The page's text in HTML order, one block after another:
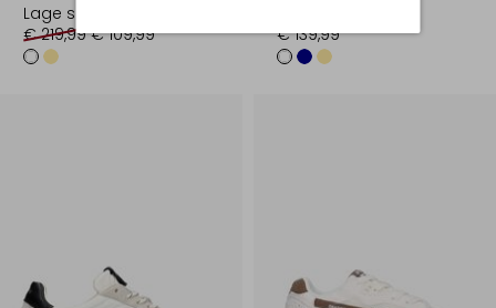
Lage sneakers
€ 219,99 € 109,99
€ 139,99